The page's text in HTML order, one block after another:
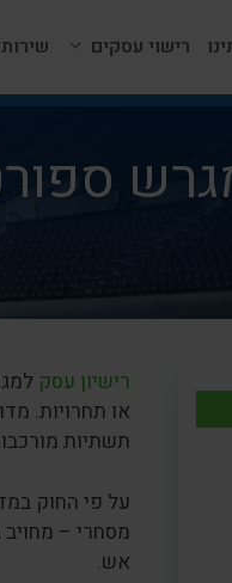
רישוי עסקים
רישיון עסק
או תחרויות.
תשתיות
על פי החוק
מסחרי –
אש.